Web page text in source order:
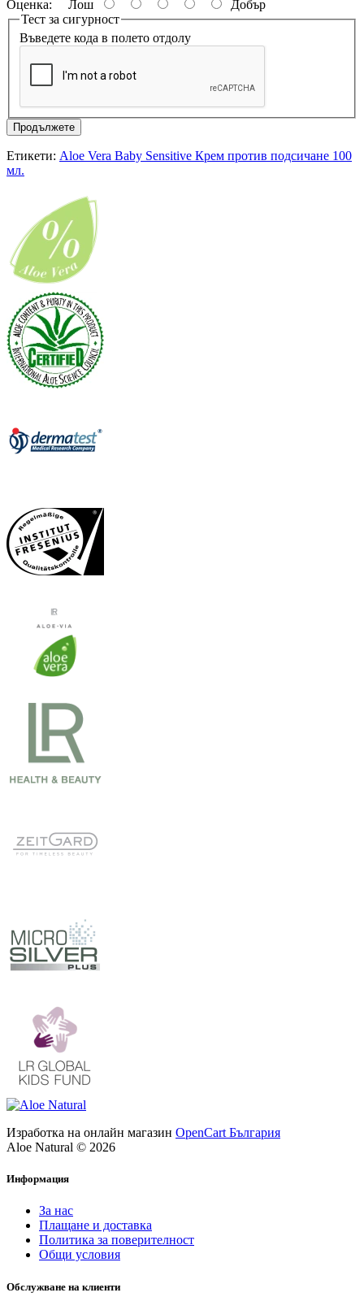
Оценка: Лош
Добър
Тест за сигурност
Въведете кода в полето отдолу
Продължете
Етикети: Aloe Vera Baby Sensitive Крем против подсичане 100
мл.
Изработка на онлайн магазин OpenCart България
Aloe Natural © 2026
Информация
За нас
Плащане и доставка
Политика за поверителност
Общи условия
Обслужване на клиенти